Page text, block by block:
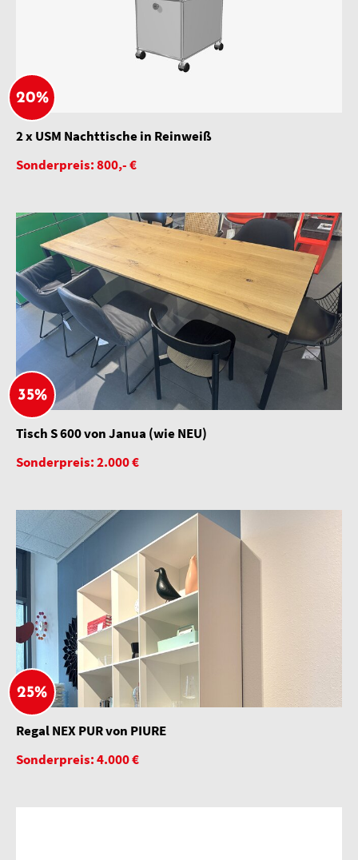
20%
2 x USM Nachttische in Reinweiß
Sonderpreis: 800,- €
35%
Tisch S 600 von Janua (wie NEU)
Sonderpreis: 2.000 €
25%
Regal NEX PUR von PIURE
Sonderpreis: 4.000 €